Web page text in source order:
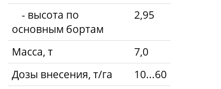
- высота по
основным бортам
2,95
Масса, т
7,0
Дозы внесения, т/га
10...60